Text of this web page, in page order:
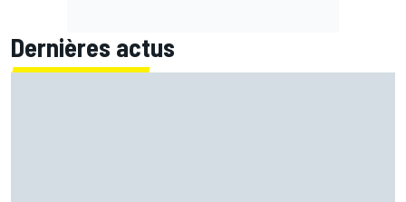
Dernières actus